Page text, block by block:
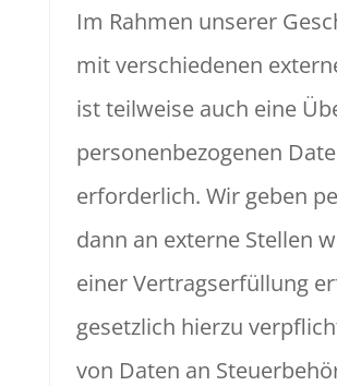
Im Rahmen unserer
mit verschiedenen
ist teilweise auch eine
personenbezogenen
erforderlich. Wir geben
dann an externe Stellen
einer Vertragserfüllung
gesetzlich hierzu
von Daten an